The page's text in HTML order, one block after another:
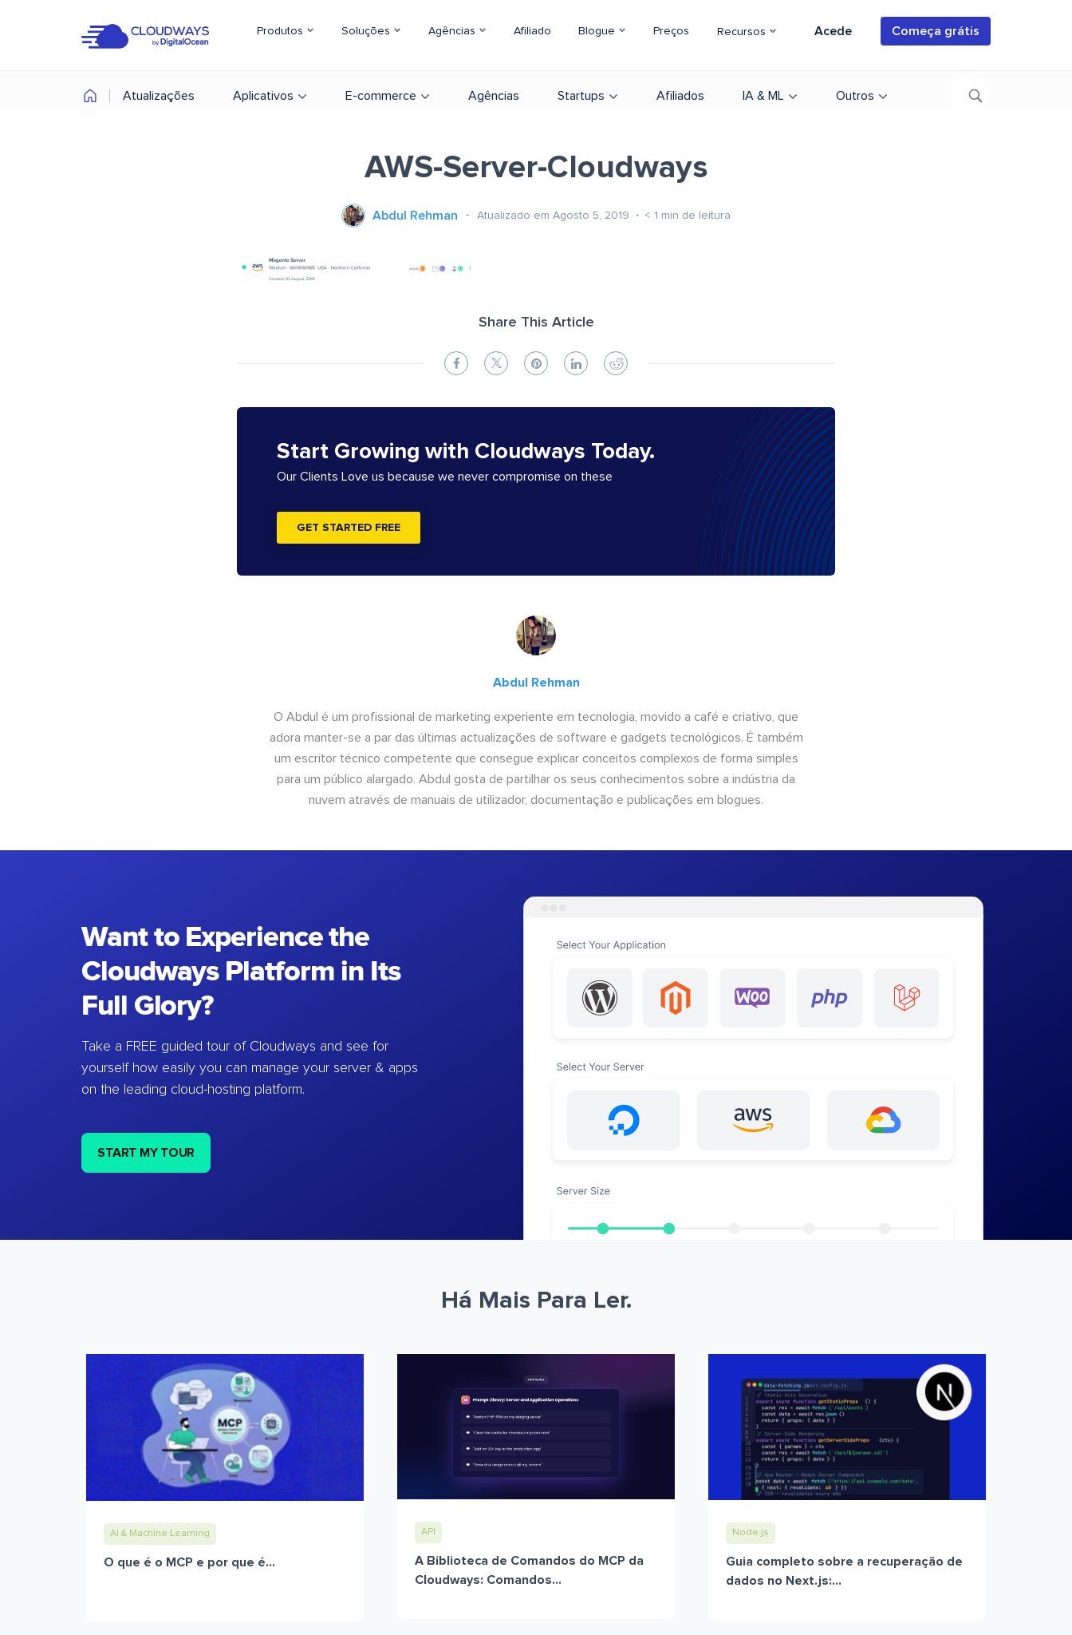
Produtos Soluções Agências Afiliado Blogue Preços Recursos Acede Começa grátis
Atualizações Aplicativos E-commerce Agências Startups Afiliados IA & ML Outros
AWS-Server-Cloudways
Abdul Rehman Atualizado em Agosto 5, 2019 < 1 min de leitura
Share This Article
Start Growing with Cloudways Today.
Our Clients Love us because we never compromise on these
GET STARTED FREE
Abdul Rehman
O Abdul é um profissional de marketing experiente em tecnologia, movido a café e criativo, que
adora manter-se a par das últimas actualizações de software e gadgets tecnológicos. É também
um escritor técnico competente que consegue explicar conceitos complexos de forma simples
para um público alargado. Abdul gosta de partilhar os seus conhecimentos sobre a indústria da
nuvem através de manuais de utilizador, documentação e publicações em blogues.
Want to Experience the
Cloudways Platform in Its
Full Glory?
Take a FREE guided tour of Cloudways and see for
yourself how easily you can manage your server & apps
on the leading cloud-hosting platform.
START MY TOUR
Há Mais Para Ler.
AI & Machine Learning
O que é o MCP e por que é...
API
A Biblioteca de Comandos do MCP da
Cloudways: Comandos...
Node.js
Guia completo sobre a recuperação de
dados no Next.js:...